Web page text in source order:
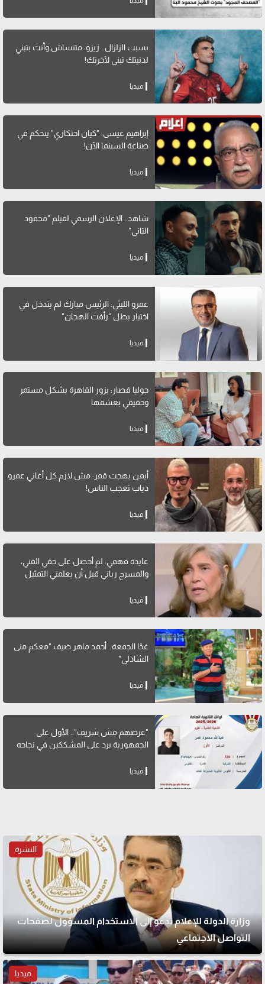
بسبب الزلزال.. زيزو: متنساش وأنت بتبني
لدنيتك تبني لآخرتك!
ميديا
إبراهيم عيسى: "كيان احتكاري" يتحكم في
صناعة السينما الآن!
ميديا
شاهد.. الإعلان الرسمي لفيلم "محمود
التاني"
ميديا
عمرو الليثي: الرئيس مبارك لم يتدخل في
اختيار بطل "رأفت الهجان"
ميديا
جوليا قصار: بزور القاهرة بشكل مستمر
وحقيقي بعشقها
ميديا
أيمن بهجت قمر: مش لازم كل أغاني عمرو
دياب تعجب الناس!
ميديا
عايدة فهمي: لم أحصل على حقي الفني،
والمسرح رباني قبل أن يعلمني التمثيل
ميديا
غدًا الجمعة.. أحمد ماهر ضيف "معكم منى
الشاذلي"
ميديا
"غرضهم مش شريف".. الأول على
الجمهورية يرد على المشككين في نجاحه
ميديا
النشرة
وزارة الدولة للإعلام تدعو إلى الاستخدام المسؤول لصفحات
التواصل الاجتماعي
ميديا